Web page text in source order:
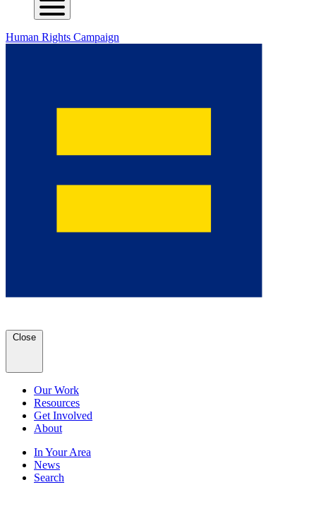
Human Rights Campaign
Close
Our Work
Resources
Get Involved
About
In Your Area
News
Search